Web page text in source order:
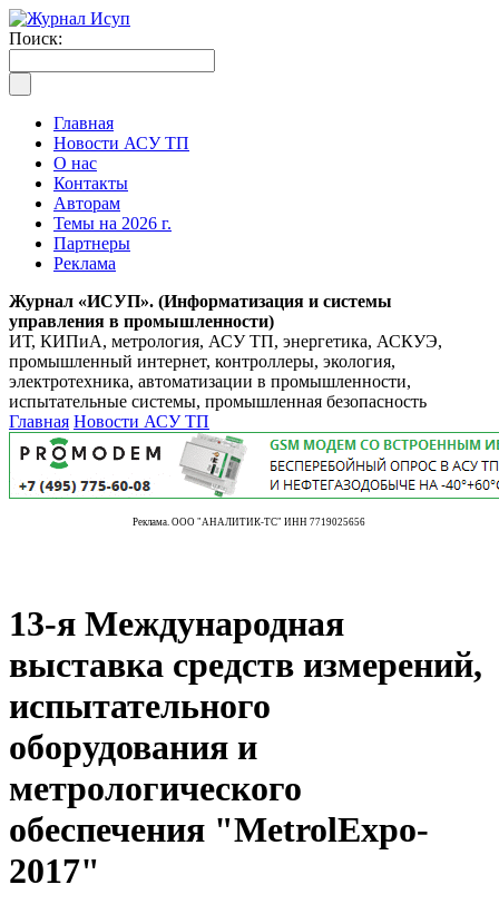
Поиск:
Главная
Новости АСУ ТП
О нас
Контакты
Авторам
Темы на 2026 г.
Партнеры
Реклама
Журнал «ИСУП». (Информатизация и системы
управления в промышленности)
ИТ, КИПиА, метрология, АСУ ТП, энергетика, АСКУЭ,
промышленный интернет, контроллеры, экология,
электротехника, автоматизации в промышленности,
испытательные системы, промышленная безопасность
Главная Новости АСУ ТП
Реклама. ООО "АНАЛИТИК-ТС" ИНН 7719025656
13-я Международная
выставка средств измерений,
испытательного
оборудования и
метрологического
обеспечения "MetrolExpo-
2017"